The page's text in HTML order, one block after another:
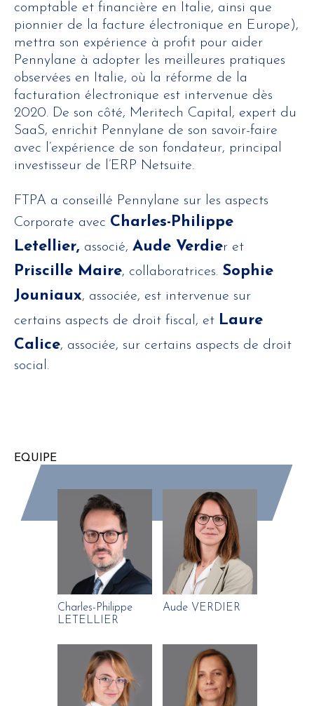
comptable et financière en Italie, ainsi que
pionnier de la facture électronique en Europe),
mettra son expérience à profit pour aider
Pennylane à adopter les meilleures pratiques
observées en Italie, où la réforme de la
facturation électronique est intervenue dès
2020. De son côté, Meritech Capital, expert du
SaaS, enrichit Pennylane de son savoir-faire
avec l’expérience de son fondateur, principal
investisseur de l’ERP Netsuite.
FTPA a conseillé Pennylane sur les aspects
Corporate avec Charles-Philippe
Letellier, associé, Aude Verdier et
Priscille Maire, collaboratrices. Sophie
Jouniaux, associée, est intervenue sur
certains aspects de droit fiscal, et Laure
Calice, associée, sur certains aspects de droit
social.
EQUIPE
Charles-Philippe
LETELLIER
Aude VERDIER